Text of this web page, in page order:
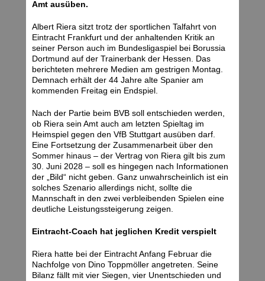
Amt ausüben.
Albert Riera sitzt trotz der sportlichen Talfahrt von
Eintracht Frankfurt und der anhaltenden Kritik an
seiner Person auch im Bundesligaspiel bei Borussia
Dortmund auf der Trainerbank der Hessen. Das
berichteten mehrere Medien am gestrigen Montag.
Demnach erhält der 44 Jahre alte Spanier am
kommenden Freitag ein Endspiel.
Nach der Partie beim BVB soll entschieden werden,
ob Riera sein Amt auch am letzten Spieltag im
Heimspiel gegen den VfB Stuttgart ausüben darf.
Eine Fortsetzung der Zusammenarbeit über den
Sommer hinaus – der Vertrag von Riera gilt bis zum
30. Juni 2028 – soll es hingegen nach Informationen
der „Bild“ nicht geben. Ganz unwahrscheinlich ist ein
solches Szenario allerdings nicht, sollte die
Mannschaft in den zwei verbleibenden Spielen eine
deutliche Leistungssteigerung zeigen.
Eintracht-Coach hat jeglichen Kredit verspielt
Riera hatte bei der Eintracht Anfang Februar die
Nachfolge von Dino Toppmöller angetreten. Seine
Bilanz fällt mit vier Siegen, vier Unentschieden und